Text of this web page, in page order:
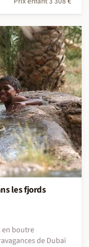
les fjords
en boutre
de Dubaï